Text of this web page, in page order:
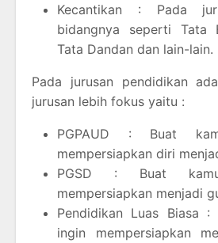
Kecantikan : Pada
bidangnya seperti Tata
Tata Dandan dan lain-lain.
Pada jurusan pendidikan
jurusan lebih fokus yaitu :
PGPAUD : Buat
mempersiapkan diri
PGSD : Buat
mempersiapkan menjadi
Pendidikan Luas Biasa
ingin mempersiapkan